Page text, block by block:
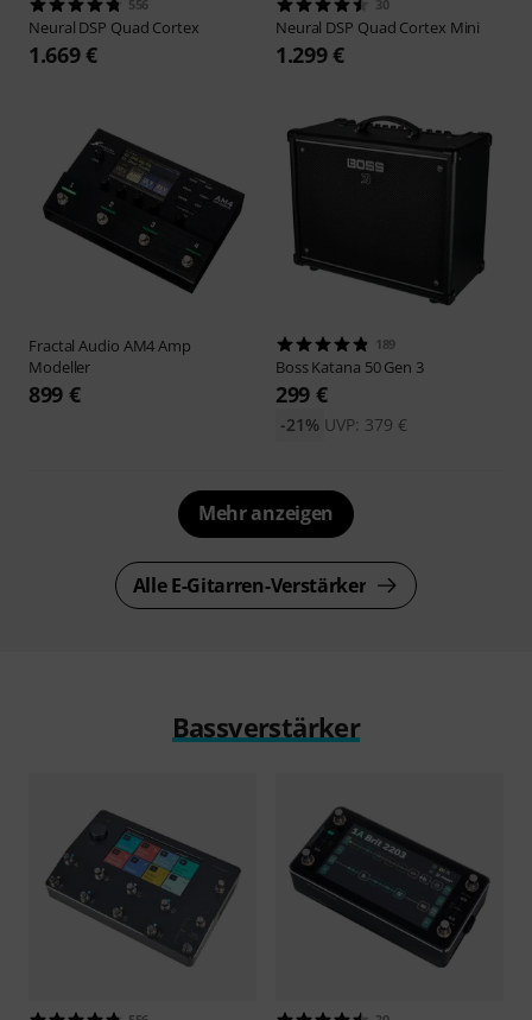
556
Neural DSP Quad Cortex
1.669 €
30
Neural DSP Quad Cortex Mini
1.299 €
Fractal Audio AM4 Amp
Modeller
899 €
189
BossKatana 50 Gen 3
299 €
UVP: 379 €
-21%
Mehr anzeigen
Alle E-Gitarren-Verstärker
Bassverstärker